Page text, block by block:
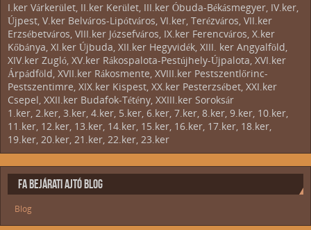
I.ker Várkerület, II.ker Kerület, III.ker Óbuda-Békásmegyer, IV.ker,
Újpest, V.ker Belváros-Lipótváros, VI.ker, Terézváros, VII.ker
Erzsébetváros, VIII.ker Józsefváros, IX.ker Ferencváros, X.ker
Kőbánya, XI.ker Újbuda, XII.ker Hegyvidék, XIII. ker Angyalföld,
XIV.ker Zugló, XV.ker Rákospalota-Pestújhely-Újpalota, XVI.ker
Árpádföld, XVII.ker Rákosmente, XVIII.ker Pestszentlőrinc-
Pestszentimre, XIX.ker Kispest, XX.ker Pesterzsébet, XXI.ker
Csepel, XXII.ker Budafok-Tétény, XXIII.ker Soroksár
1.ker, 2.ker, 3.ker, 4.ker, 5.ker, 6.ker, 7.ker, 8.ker, 9.ker, 10.ker,
11.ker, 12.ker, 13.ker, 14.ker, 15.ker, 16.ker, 17.ker, 18.ker,
19.ker, 20.ker, 21.ker, 22.ker, 23.ker
FA BEJÁRATI AJTÓ BLOG
Blog